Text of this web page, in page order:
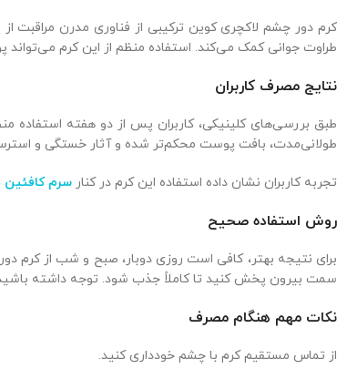
کرم دور چشم لاکچری کوین ترکیبی از فناوری مدرن
طراوت جوانی کمک می‌کند. استفاده منظم از این کرم
نتایج مصرف کاربران
طبق بررسی‌های کلینیکی، کاربران پس از دو هفته
طولانی‌مدت، بافت پوست محکم‌تر شده و آثار خستگی و
تجربه کاربران نشان داده استفاده این کرم در کنار سرم کافئین
روش استفاده صحیح
برای نتیجه بهتر، کافی است روزی دوبار، صبح و شب از کرم
سمت بیرون پخش کنید تا کاملاً جذب شود. توجه داشته
نکات مهم هنگام مصرف
از تماس مستقیم کرم با چشم خودداری کنید.